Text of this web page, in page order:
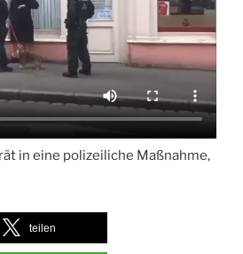
in eine polizeiliche Maßnahme,
teilen